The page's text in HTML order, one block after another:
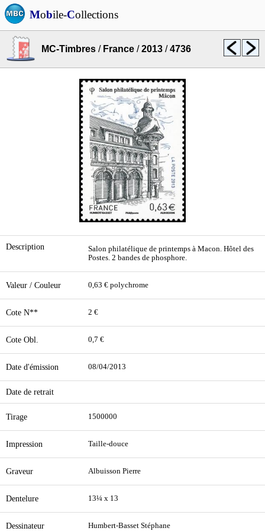
Mobile-Collections
MC-Timbres / France /2013 /4736
Description
Salon philatélique de printemps à Macon. Hôtel des
Postes. 2 bandes de phosphore.
Valeur / Couleur 0,63 € polychrome
Cote N** 2 €
Cote Obl. 0,7 €
Date d'émission 08/04/2013
Date de retrait
Tirage 1500000
Impression Taille-douce
Graveur Albuisson Pierre
Dentelure 13¼ x 13
Dessinateur Humbert-Basset Stéphane